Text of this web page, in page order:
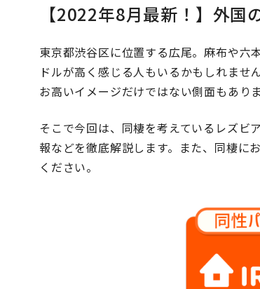
【2022年8月最新！】外国
東京都渋谷区に位置する広尾。麻布や六
ドルが高く感じる人もいるかもしれませ
お高いイメージだけではない側面もありま
そこで今回は、同棲を考えているレズビ
報などを徹底解説します。また、同棲に
ください。